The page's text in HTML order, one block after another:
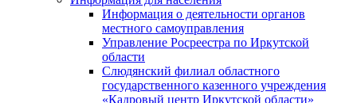
Информация о деятельности органов
местного самоуправления
Управление Росреестра по Иркутской
области
Слюдянский филиал областного
государственного казенного учреждения
«Кадровый центр Иркутской области»